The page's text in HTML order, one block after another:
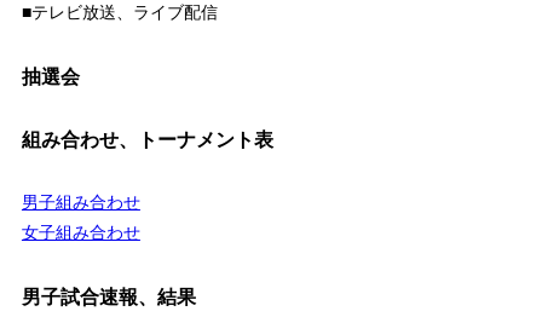
■テレビ放送、ライブ配信
抽選会
組み合わせ、トーナメント表
男子組み合わせ
女子組み合わせ
男子試合速報、結果